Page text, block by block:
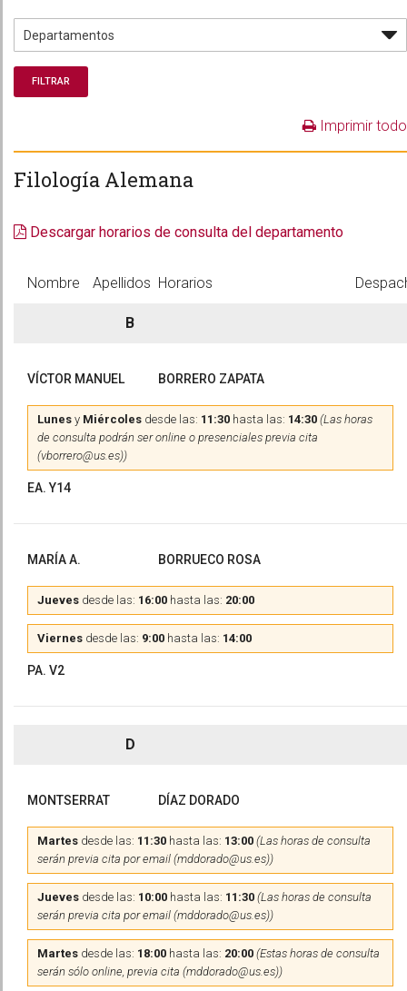
Imprimir todo
Filología Alemana
Descargar horarios de consulta del departamento
Nombre Apellidos Horarios
B
VÍCTOR MANUEL BORRERO ZAPATA
Lunes y Miércoles desde las: 11:30 hasta las: 14:30 (Las horas
de consulta podrán ser online o presenciales previa cita
(vborrero@us.es))
EA. Y14
MARÍA A. BORRUECO ROSA
Jueves desde las: 16:00 hasta las: 20:00
Viernes desde las: 9:00 hasta las: 14:00
PA. V2
D
MONTSERRAT DÍAZ DORADO
Martes desde las: 11:30 hasta las: 13:00 (Las horas de consulta
serán previa cita por email (mddorado@us.es))
Jueves desde las: 10:00 hasta las: 11:30 (Las horas de consulta
serán previa cita por email (mddorado@us.es))
Martes desde las: 18:00 hasta las: 20:00 (Estas horas de consulta
serán sólo online, previa cita (mddorado@us.es))